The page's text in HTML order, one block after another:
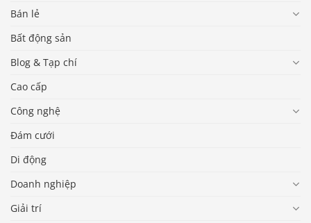
Bán lẻ
Bất động sản
Blog & Tạp chí
Cao cấp
Công nghệ
Đám cưới
Di động
Doanh nghiệp
Giải trí